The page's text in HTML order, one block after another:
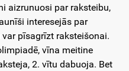
aizrunuosi par raksteibu,
interesejās par
pīsagrīzt raksteišonai.
vīna meitine
2. vītu dabuoja. Bet